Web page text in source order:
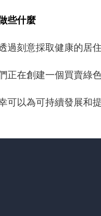
些什麼
過刻意採取健康的居
正在創建一個買賣綠
可以為可持續發展和